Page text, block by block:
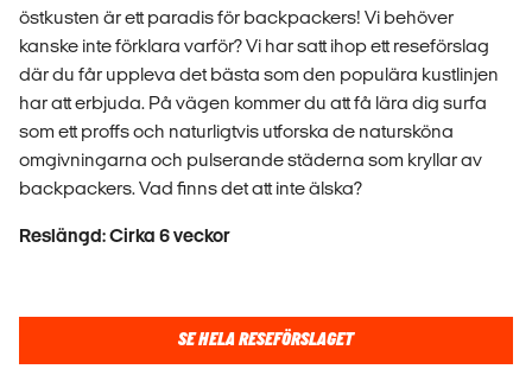
östkusten är ett paradis för backpackers! Vi behöver
kanske inte förklara varför? Vi har satt ihop ett reseförslag
där du får uppleva det bästa som den populära kustlinjen
har att erbjuda. På vägen kommer du att få lära dig surfa
som ett proffs och naturligtvis utforska de natursköna
omgivningarna och pulserande städerna som kryllar av
backpackers. Vad finns det att inte älska?
Reslängd: Cirka 6 veckor
SE HELA RESEFÖRSLAGET